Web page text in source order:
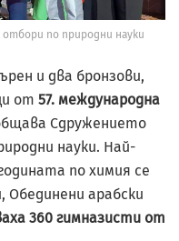
по природни науки
и два бронзови,
от 57. международна
Сдружението
науки. Най-
по химия се
Обединени арабски
360 гимназисти от